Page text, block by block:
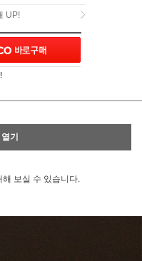
UP!
UP!
기
보실 수 있습니다.